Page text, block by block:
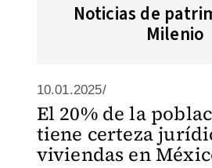
Noticias de
Milenio
10.01.2025/
El 20% de la
tiene certeza
viviendas en